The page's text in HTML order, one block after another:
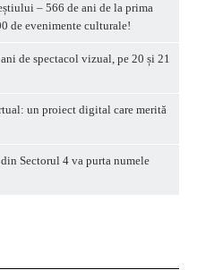
– 566 de ani de la prima
de evenimente culturale!
de spectacol vizual, pe 20 și 21
un proiect digital care merită
Sectorul 4 va purta numele